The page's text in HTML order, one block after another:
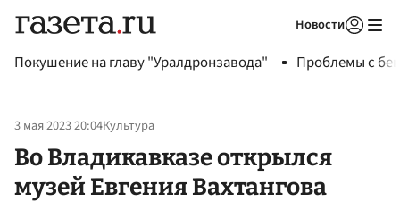
Новости
Покушение на главу "Уралдронзавода" Проблемы с
3 мая 2023 20:04Культура
Во Владикавказе открылся
музей Евгения Вахтангова